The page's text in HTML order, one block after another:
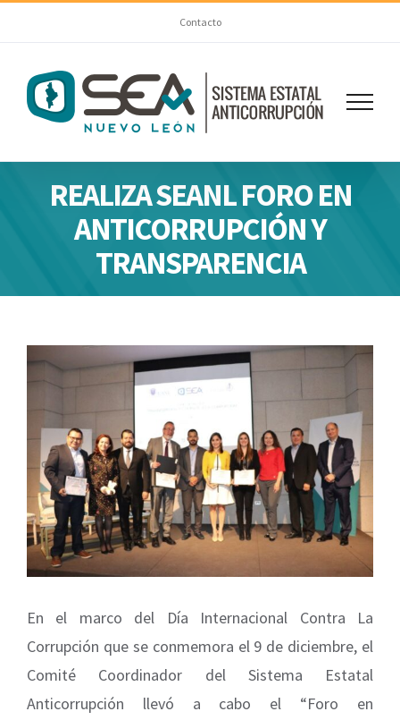
content
Contacto
REALIZA SEANL FORO EN
ANTICORRUPCIÓN Y
TRANSPARENCIA
View
Larger
Image
En el marco del Día Internacional Contra La
Corrupción que se conmemora el 9 de diciembre, el
Comité Coordinador del Sistema Estatal
Anticorrupción llevó a cabo el “Foro en